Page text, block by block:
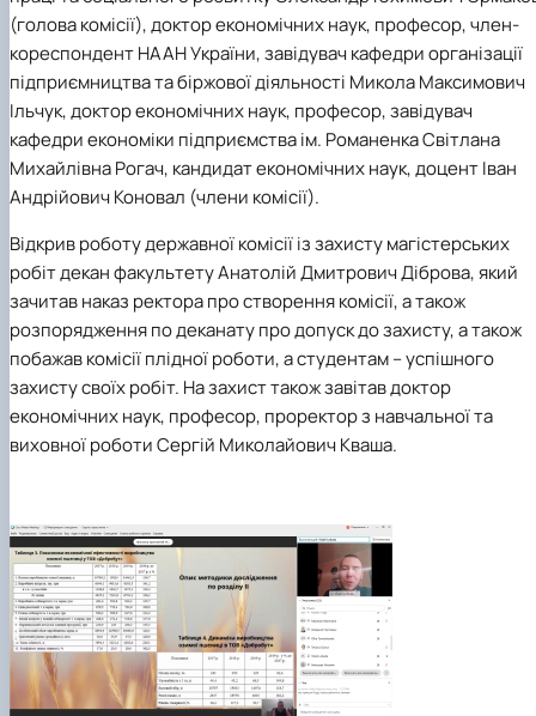
(голова комісії), доктор економічних наук, професор, член-
кореспондент НААН України, завідувач кафедри організації
підприємництва та біржової діяльності Микола Максимович
Ільчук, доктор економічних наук, професор, завідувач
кафедри економіки підприємства ім. РоманенкаСвітлана
Михайлівна Рогач, кандидат економічних наук, доцентІван
Андрійович Коновал (члени комісії).
Відкрив роботу державної комісії із захисту магістерських
робіт декан факультетуАнатолій Дмитрович Діброва, який
зачитав наказ ректора про створення комісії, а також
розпорядження по деканату про допуск до захисту,а також
побажав комісії плідної роботи, а студентам – успішного
захисту своїх робіт. На захист також завітав доктор
економічних наук, професор, проректор з навчальної та
виховної роботиСергій Миколайович Кваша.